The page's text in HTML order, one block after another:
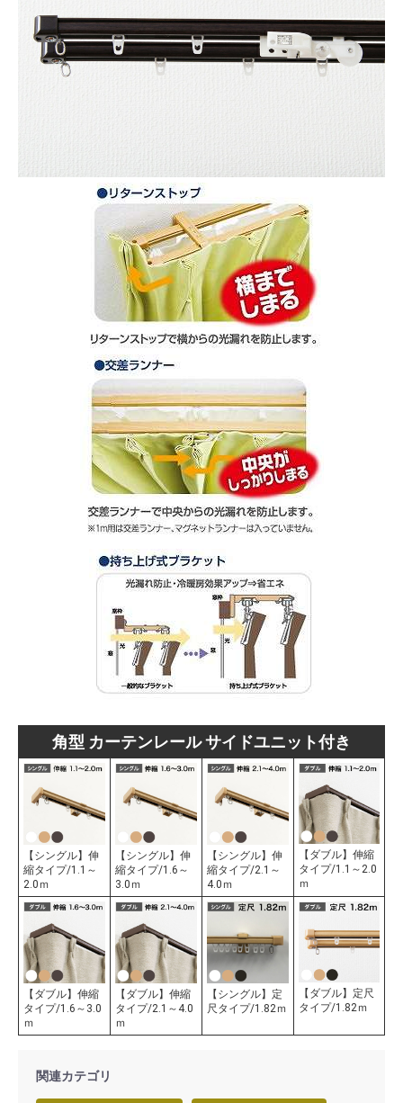
角型 カーテンレール サイドユニット付き
【シングル】伸
縮タイプ/1.1～
2.0ｍ
【シングル】伸
縮タイプ/1.6～
3.0ｍ
【シングル】伸
縮タイプ/2.1～
4.0ｍ
【ダブル】伸縮
タイプ/1.1～2.0
ｍ
【ダブル】伸縮
タイプ/1.6～3.0
ｍ
【ダブル】伸縮
タイプ/2.1～4.0
ｍ
【シングル】定
尺タイプ/1.82ｍ
【ダブル】定尺
タイプ/1.82ｍ
関連カテゴリ